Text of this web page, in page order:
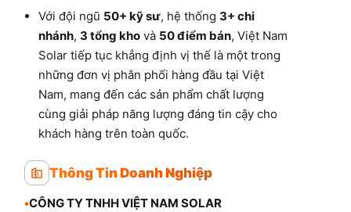
Với đội ngũ 50+ kỹ sư, hệ thống 3+ chi
nhánh, 3 tổng kho và 50 điểm bán, Việt Nam
Solar tiếp tục khẳng định vị thế là một trong
những đơn vị phân phối hàng đầu tại Việt
Nam, mang đến các sản phẩm chất lượng
cùng giải pháp năng lượng đáng tin cậy cho
khách hàng trên toàn quốc.
Thông Tin Doanh Nghiệp
•CÔNG TY TNHH VIỆT NAM SOLAR